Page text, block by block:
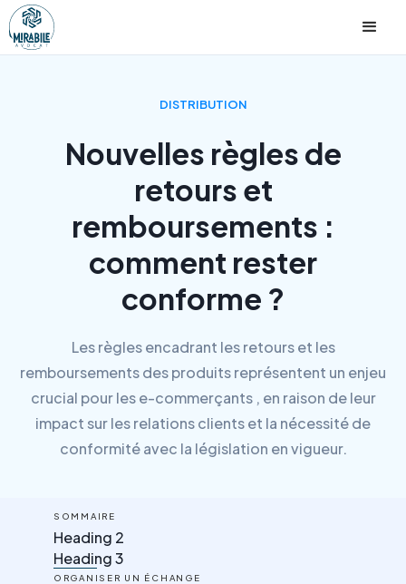
DISTRIBUTION
Nouvelles règles de
retours et
remboursements :
comment rester
conforme ?
Les règles encadrant les retours et les
remboursements des produits représentent un enjeu
crucial pour les e-commerçants , en raison de leur
impact sur les relations clients et la nécessité de
conformité avec la législation en vigueur.
SOMMAIRE
Heading 2
Heading 3
ORGANISER UN ÉCHANGE